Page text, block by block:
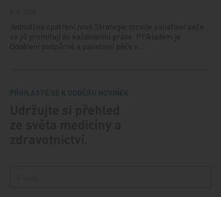
Jednotlivá opatření nové Strategie rozvoje paliativní péče
se již promítají do každodenní praxe. Příkladem je
Oddělení podpůrné a paliativní péče v…
PŘIHLASTE SE K ODBĚRU NOVINEK.